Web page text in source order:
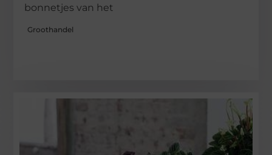
bonnetjes van het
Groothandel